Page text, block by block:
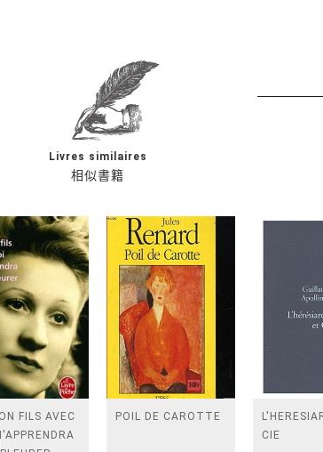
相似書籍
Livres similaires
FILS AVEC
POIL DE CAROTTE
CIE